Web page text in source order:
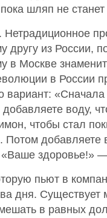
шляп не
другу из России,
в Москве
в России
«Сначала
воду,
чтобы стал
добавляете
здоровье!»
пьют в
дня. Существует
в равных